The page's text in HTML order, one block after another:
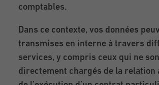
comptables.
Dans ce contexte, vos données
transmises en interne à travers
services, y compris ceux qui ne
directement chargés de la relation